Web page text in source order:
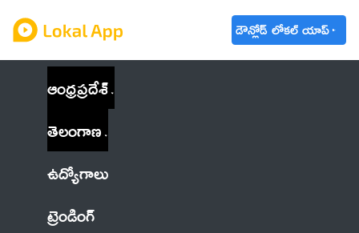
డౌన్లోడ్ లోకల్ యాప్
ఆంధ్రప్రదేశ్
తెలంగాణ
ఉద్యోగాలు
ట్రెండింగ్